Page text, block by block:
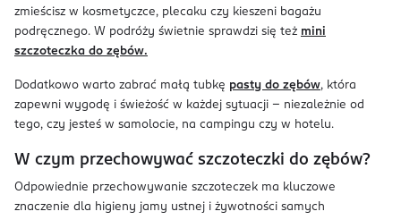
zmieścisz w kosmetyczce, plecaku czy kieszeni bagażu
podręcznego. W podróży świetnie sprawdzi się też mini
szczoteczka do zębów.
Dodatkowo warto zabrać małą tubkę pasty do zębów, która
zapewni wygodę i świeżość w każdej sytuacji – niezależnie od
tego, czy jesteś w samolocie, na campingu czy w hotelu.
W czym przechowywać szczoteczki do zębów?
Odpowiednie przechowywanie szczoteczek ma kluczowe
znaczenie dla higieny jamy ustnej i żywotności samych